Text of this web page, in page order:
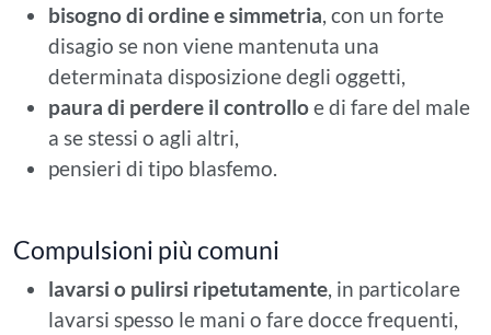
bisogno di ordine e simmetria, con un forte
disagio se non viene mantenuta una
determinata disposizione degli oggetti,
paura di perdere il controlloe di fare del male
a se stessi o agli altri,
pensieri di tipo blasfemo.
Compulsioni più comuni
lavarsi o pulirsi ripetutamente, in particolare
lavarsi spesso le mani o fare docce frequenti,